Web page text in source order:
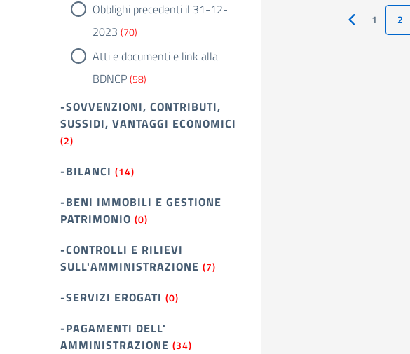
Obblighi precedenti il 31-12-
2023 (70)
Atti e documenti e link alla
BDNCP(58)
-SOVVENZIONI, CONTRIBUTI,
SUSSIDI, VANTAGGI ECONOMICI
(2)
-BILANCI (14)
-BENI IMMOBILI E GESTIONE
PATRIMONIO (0)
-CONTROLLI E RILIEVI
SULL'AMMINISTRAZIONE (7)
-SERVIZI EROGATI (0)
-PAGAMENTI DELL'
AMMINISTRAZIONE (34)
Pagina
1 2